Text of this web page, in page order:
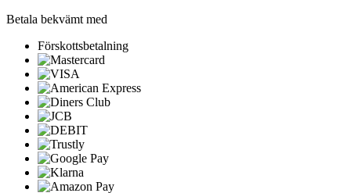
Betala bekvämt med
Förskottsbetalning